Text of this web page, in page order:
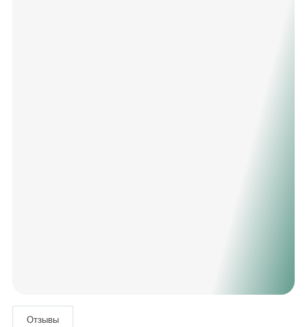
Отзывы